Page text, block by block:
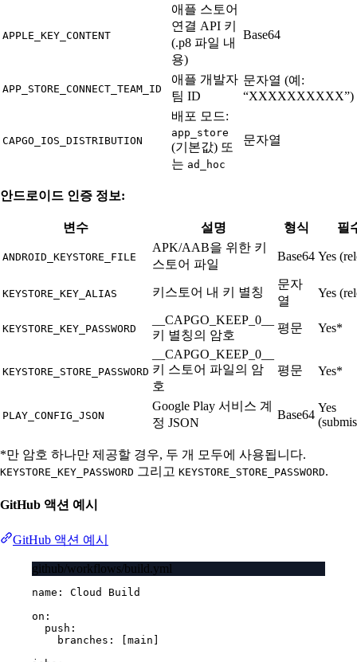
APPLE_KEY_CONTENT
애플 스토어
연결 API 키
(.p8 파일 내
용)
Base64
APP_STORE_CONNECT_TEAM_ID
애플 개발자
팀 ID
문자열 (예:
“XXXXXXXXXX”)
CAPGO_IOS_DISTRIBUTION
배포 모드:
app_store
(기본값) 또
는 ad_hoc
문자열
안드로이드 인증 정보:
변수 설명 형식 필
ANDROID_KEYSTORE_FILE
APK/AAB을 위한 키
스토어 파일
Base64 Yes
KEYSTORE_KEY_ALIAS 키스토어 내 키 별칭
문자
열
Yes
KEYSTORE_KEY_PASSWORD
__CAPGO_KEEP_0__
키 별칭의 암호
평문 Yes*
KEYSTORE_STORE_PASSWORD
__CAPGO_KEEP_0__
키 스토어 파일의 암
호
평문 Yes*
PLAY_CONFIG_JSON
Google Play 서비스 계
정 JSON
Base64
Yes
*만 암호 하나만 제공할 경우, 두 개 모두에 사용됩니다.
KEYSTORE_KEY_PASSWORD 그리고 KEYSTORE_STORE_PASSWORD.
GitHub 액션 예시
GitHub 액션 예시
github/workflows/build.yml
name : Cloud Build
on :
push :
branches : [main ]